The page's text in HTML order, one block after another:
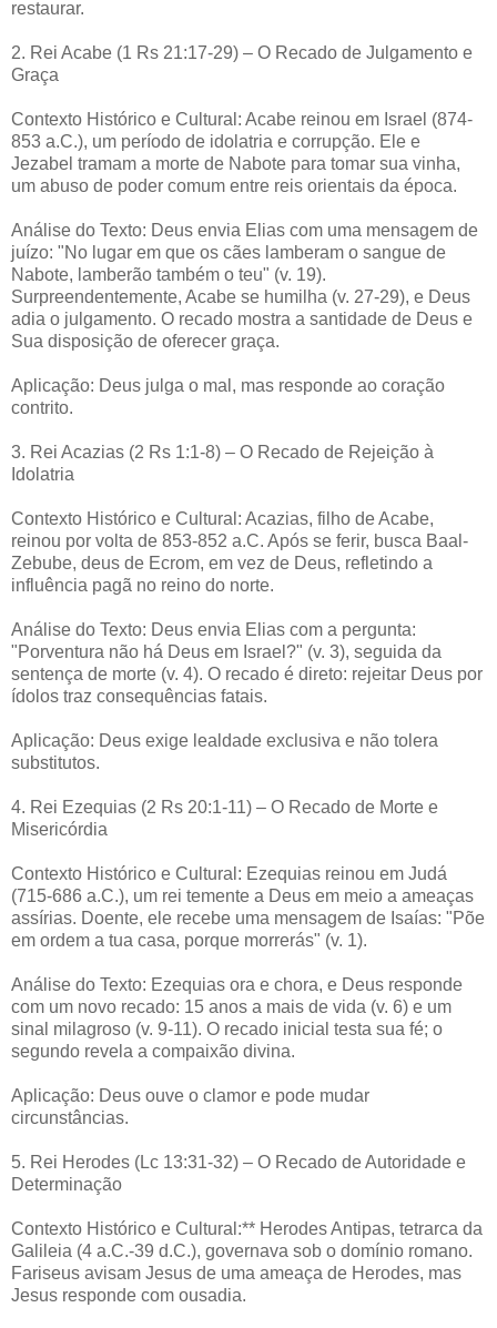
restaurar.
2. Rei Acabe (1 Rs 21:17-29) – O Recado de Julgamento e
Graça
Contexto Histórico e Cultural: Acabe reinou em Israel (874-
853 a.C.), um período de idolatria e corrupção. Ele e
Jezabel tramam a morte de Nabote para tomar sua vinha,
um abuso de poder comum entre reis orientais da época.
Análise do Texto: Deus envia Elias com uma mensagem de
juízo: "No lugar em que os cães lamberam o sangue de
Nabote, lamberão também o teu" (v. 19).
Surpreendentemente, Acabe se humilha (v. 27-29), e Deus
adia o julgamento. O recado mostra a santidade de Deus e
Sua disposição de oferecer graça.
Aplicação: Deus julga o mal, mas responde ao coração
contrito.
3. Rei Acazias (2 Rs 1:1-8) – O Recado de Rejeição à
Idolatria
Contexto Histórico e Cultural: Acazias, filho de Acabe,
reinou por volta de 853-852 a.C. Após se ferir, busca Baal-
Zebube, deus de Ecrom, em vez de Deus, refletindo a
influência pagã no reino do norte.
Análise do Texto: Deus envia Elias com a pergunta:
"Porventura não há Deus em Israel?" (v. 3), seguida da
sentença de morte (v. 4). O recado é direto: rejeitar Deus por
ídolos traz consequências fatais.
Aplicação: Deus exige lealdade exclusiva e não tolera
substitutos.
4. Rei Ezequias (2 Rs 20:1-11) – O Recado de Morte e
Misericórdia
Contexto Histórico e Cultural: Ezequias reinou em Judá
(715-686 a.C.), um rei temente a Deus em meio a ameaças
assírias. Doente, ele recebe uma mensagem de Isaías: "Põe
em ordem a tua casa, porque morrerás" (v. 1).
Análise do Texto: Ezequias ora e chora, e Deus responde
com um novo recado: 15 anos a mais de vida (v. 6) e um
sinal milagroso (v. 9-11). O recado inicial testa sua fé; o
segundo revela a compaixão divina.
Aplicação: Deus ouve o clamor e pode mudar
circunstâncias.
5. Rei Herodes (Lc 13:31-32) – O Recado de Autoridade e
Determinação
Contexto Histórico e Cultural:** Herodes Antipas, tetrarca da
Galileia (4 a.C.-39 d.C.), governava sob o domínio romano.
Fariseus avisam Jesus de uma ameaça de Herodes, mas
Jesus responde com ousadia.